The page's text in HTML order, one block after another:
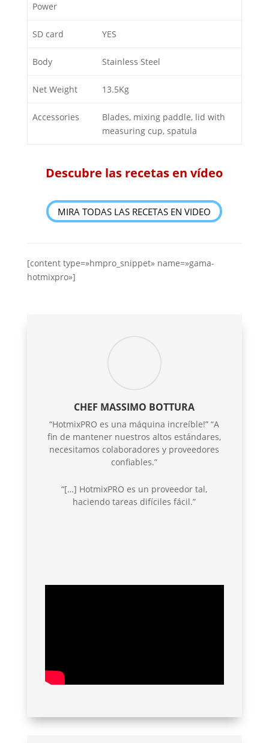
Power
SD card YES
Body Stainless Steel
Net Weight 13.5Kg
Accessories
Blades, mixing paddle, lid with
measuring cup, spatula
Descubre las recetas en vídeo
MIRA TODAS LAS RECETAS EN VIDEO
[content type=»hmpro_snippet» name=»gama-
hotmixpro»]
CHEF MASSIMO BOTTURA
“HotmixPRO es una máquina increíble!” “A
fin de mantener nuestros altos estándares,
necesitamos colaboradores y proveedores
confiables.”
“[…] HotmixPRO es un proveedor tal,
haciendo tareas difíciles fácil.”